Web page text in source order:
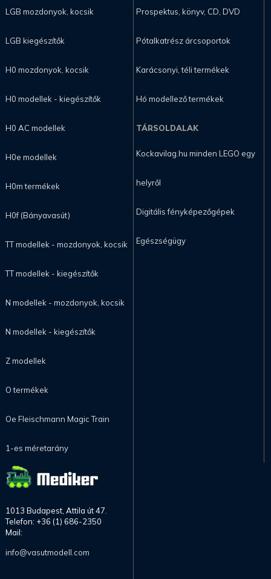
LGB mozdonyok, kocsik
LGB kiegészítők
H0 mozdonyok, kocsik
H0 modellek - kiegészítők
H0 AC modellek
H0e modellek
H0m termékek
H0f (Bányavasút)
TT modellek - mozdonyok, kocsik
TT modellek - kiegészítők
N modellek - mozdonyok, kocsik
N modellek - kiegészítők
Z modellek
O termékek
Oe Fleischmann Magic Train
1-es méretarány
Prospektus, könyv, CD, DVD
Pótalkatrész árcsoportok
Karácsonyi, téli termékek
Hó modellező termékek
TÁRSOLDALAK
Kockavilag.hu minden LEGO egy
helyről
Digitális fényképezőgépek
Egészségügy
1013 Budapest, Attila út 47.
Telefon: +36 (1) 686-2350
Mail:
info@vasutmodell.com